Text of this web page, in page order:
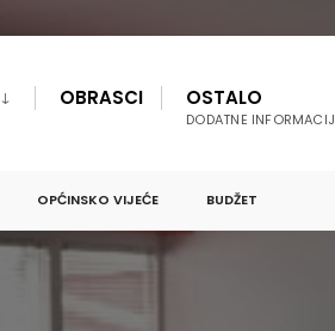
OBRASCI OSTALO
DODATNE
OPĆINSKO VIJEĆE BUDŽET